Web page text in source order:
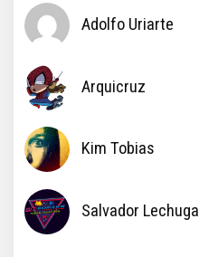
Adolfo Uriarte
Arquicruz
Kim Tobias
Salvador Lechuga